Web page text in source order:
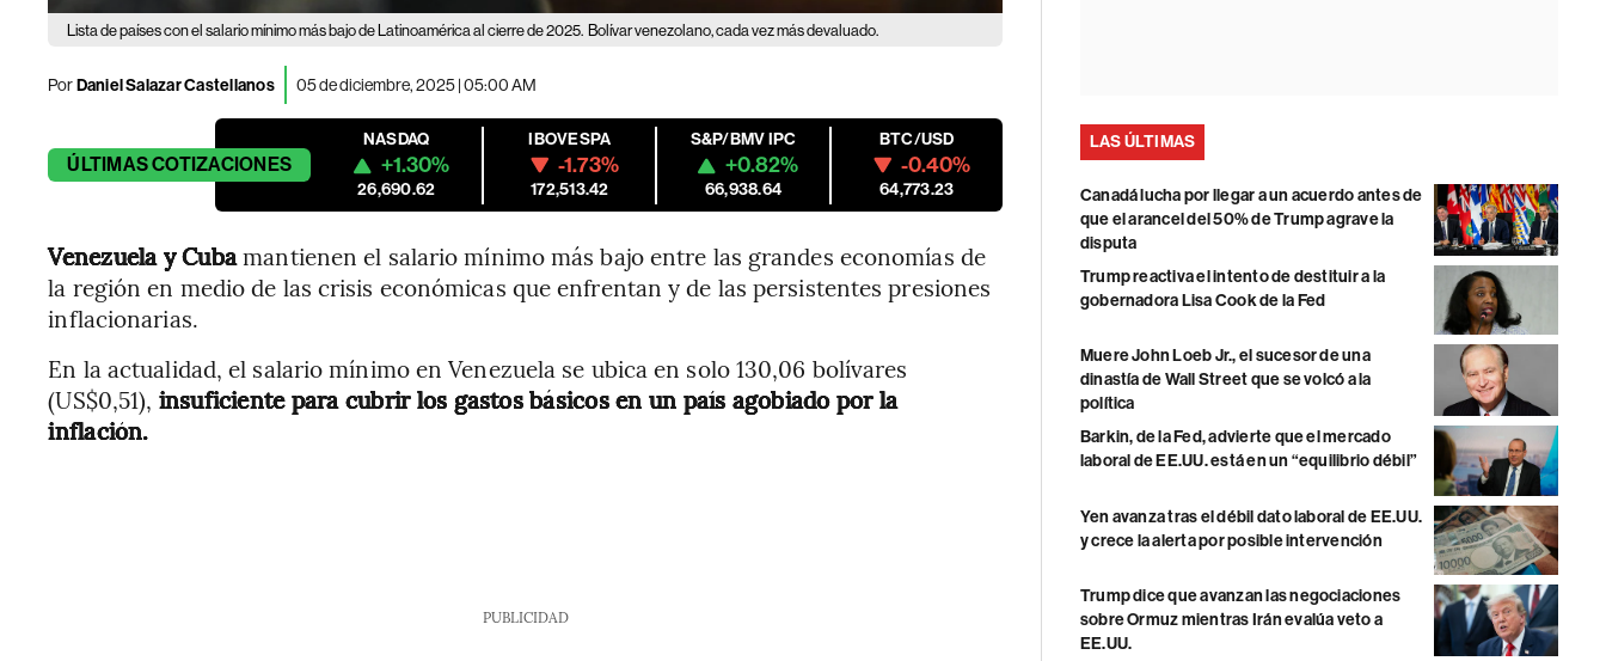
Lista de países con el salario mínimo más bajo de Latinoamérica al cierre de 2025. Bolívar venezolano, cada vez más devaluado.
PorDaniel Salazar Castellanos 05 de diciembre, 2025 | 05:00 AM
ÚLTIMASCOTIZACIONES
NASDAQ
+1.30%
26,690.62
IBOVESPA
-1.73%
172,513.42
S&P/BMV IPC
+0.82%
66,938.64
BTC/USD
-0.40%
64,773.23
Venezuela y Cubamantienen el salario mínimo más bajo entre las grandes economías de
la región en medio de las crisis económicas que enfrentan y de las persistentes presiones
inflacionarias.
En la actualidad, el salario mínimo en Venezuela se ubica en solo 130,06 bolívares
(US$0,51), insuficiente para cubrir los gastos básicos en un país agobiado por la
inflación.
PUBLICIDAD
LAS ÚLTIMAS
Canadá lucha por llegar a un acuerdo antes de
que el arancel del 50% de Trump agrave la
disputa
Trump reactiva el intento de destituir a la
gobernadora Lisa Cook de la Fed
Muere John Loeb Jr., el sucesor de una
dinastía de Wall Street que se volcó a la
política
Barkin, de la Fed, advierte que el mercado
laboral de EE.UU. está en un “equilibrio débil”
Yen avanza tras el débil dato laboral de EE.UU.
y crece la alerta por posible intervención
Trump dice que avanzan las negociaciones
sobre Ormuz mientras Irán evalúa veto a
EE.UU.